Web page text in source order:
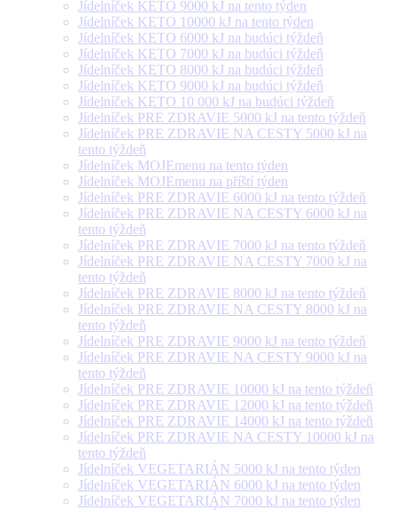
Jídelníček KETO 9000 kJ na tento týden
Jídelníček KETO 10000 kJ na tento týden
Jídelníček KETO 6000 kJ na budúci týždeň
Jídelníček KETO 7000 kJ na budúci týždeň
Jídelníček KETO 8000 kJ na budúci týždeň
Jídelníček KETO 9000 kJ na budúci týždeň
Jídelníček KETO 10 000 kJ na budúci týždeň
Jídelníček PRE ZDRAVIE 5000 kJ na tento týždeň
Jídelníček PRE ZDRAVIE NA CESTY 5000 kJ na
tento týždeň
Jídelníček MOJEmenu na tento týden
Jídelníček MOJEmenu na příští týden
Jídelníček PRE ZDRAVIE 6000 kJ na tento týždeň
Jídelníček PRE ZDRAVIE NA CESTY 6000 kJ na
tento týždeň
Jídelníček PRE ZDRAVIE 7000 kJ na tento týždeň
Jídelníček PRE ZDRAVIE NA CESTY 7000 kJ na
tento týždeň
Jídelníček PRE ZDRAVIE 8000 kJ na tento týždeň
Jídelníček PRE ZDRAVIE NA CESTY 8000 kJ na
tento týždeň
Jídelníček PRE ZDRAVIE 9000 kJ na tento týždeň
Jídelníček PRE ZDRAVIE NA CESTY 9000 kJ na
tento týždeň
Jídelníček PRE ZDRAVIE 10000 kJ na tento týždeň
Jídelníček PRE ZDRAVIE 12000 kJ na tento týždeň
Jídelníček PRE ZDRAVIE 14000 kJ na tento týždeň
Jídelníček PRE ZDRAVIE NA CESTY 10000 kJ na
tento týždeň
Jídelníček VEGETARIÁN 5000 kJ na tento týden
Jídelníček VEGETARIÁN 6000 kJ na tento týden
Jídelníček VEGETARIÁN 7000 kJ na tento týden